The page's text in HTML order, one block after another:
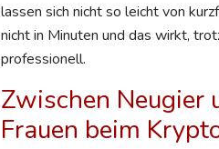
lassen sich nicht so leicht von
nicht in Minuten und das wirkt,
professionell.
Zwischen Neugier
Frauen beim